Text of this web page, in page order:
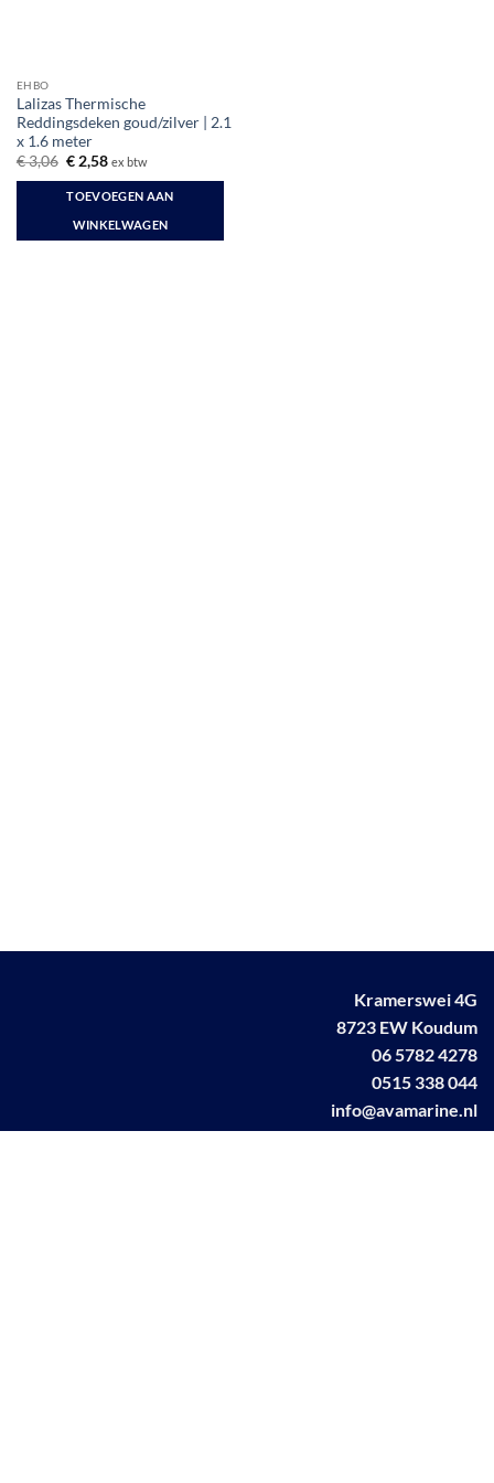
EHBO
Lalizas Thermische
Reddingsdeken goud/zilver | 2.1
x 1.6 meter
€3,06 Oorspronkelijke
prijs
was:
€ 3,06.
€2,58Huidige
is:
€ 2,58.
ex btw
TOEVOEGEN AAN
WINKELWAGEN
Kramerswei 4G
8723 EW Koudum
06 5782 4278
0515 338 044
info@avamarine.nl